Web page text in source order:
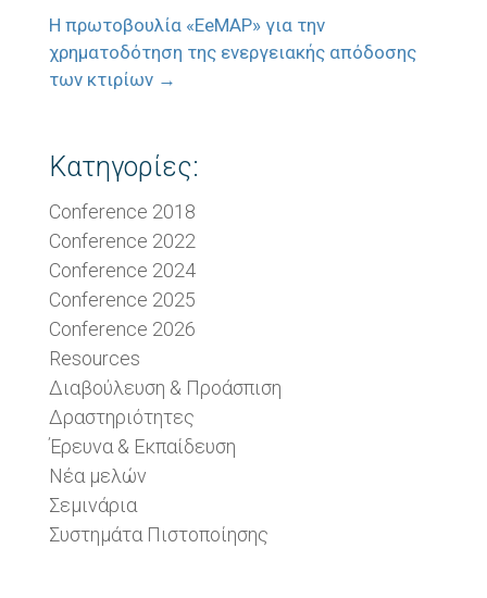
Η πρωτοβουλία «EeMAP» για την
χρηματοδότηση της ενεργειακής απόδοσης
των κτιρίων →
Κατηγορίες:
Conference 2018
Conference 2022
Conference 2024
Conference 2025
Conference 2026
Resources
Διαβούλευση & Προάσπιση
Δραστηριότητες
Έρευνα & Εκπαίδευση
Νέα μελών
Σεμινάρια
Συστημάτα Πιστοποίησης